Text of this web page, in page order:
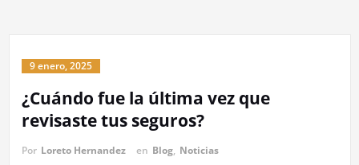
9 enero, 2025
¿Cuándo fue la última vez que
revisaste tus seguros?
Por Loreto Hernandez en Blog, Noticias